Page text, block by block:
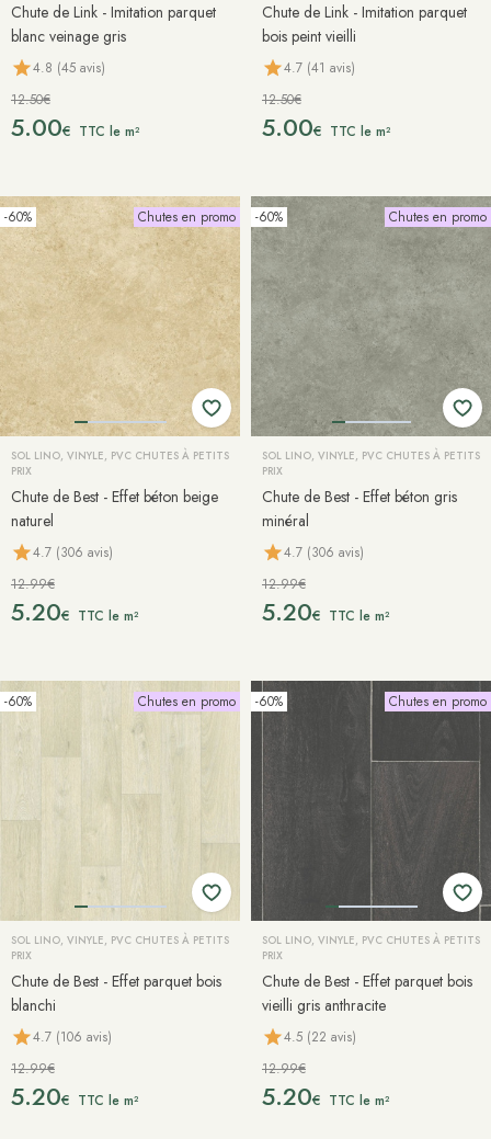
Chute de Link - Imitation parquet
blanc veinage gris
4.8 (45 avis)
12.50€
5.00€ TTC le m²
Chute de Link - Imitation parquet
bois peint vieilli
4.7 (41 avis)
12.50€
5.00€ TTC le m²
-60% Chutes en promo
SOL LINO, VINYLE, PVC CHUTES À PETITS
PRIX
Chute de Best - Effet béton beige
naturel
4.7 (306 avis)
12.99€
5.20€ TTC le m²
-60% Chutes en promo
SOL LINO, VINYLE, PVC CHUTES À PETITS
PRIX
Chute de Best - Effet béton gris
minéral
4.7 (306 avis)
12.99€
5.20€ TTC le m²
-60% Chutes en promo
SOL LINO, VINYLE, PVC CHUTES À PETITS
PRIX
Chute de Best - Effet parquet bois
blanchi
4.7 (106 avis)
12.99€
5.20€ TTC le m²
-60% Chutes en promo
SOL LINO, VINYLE, PVC CHUTES À PETITS
PRIX
Chute de Best - Effet parquet bois
vieilli gris anthracite
4.5 (22 avis)
12.99€
5.20€ TTC le m²